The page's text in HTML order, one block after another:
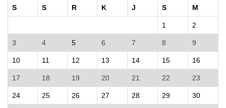
S S R K J S M
1 2
3 4 5 6 7 8 9
10 11 12 13 14 15 16
17 18 19 20 21 22 23
24 25 26 27 28 29 30